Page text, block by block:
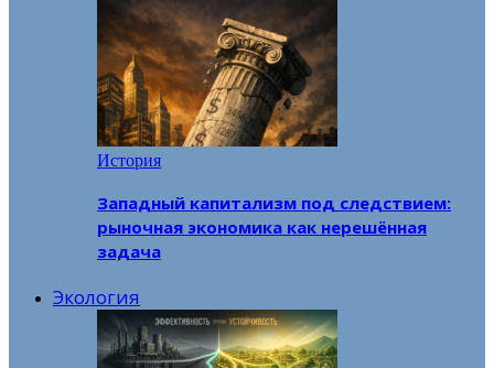
История
Западный капитализм под следствием:
рыночная экономика как нерешённая
задача
Экология